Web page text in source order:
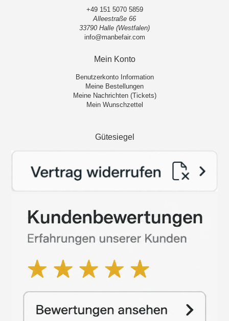
+49 151 5070 5859
Alleestraße 66
33790 Halle (Westfalen)
info@manbefair.com
Mein Konto
Benutzerkonto Information
Meine Bestellungen
Meine Nachrichten (Tickets)
Mein Wunschzettel
Gütesiegel